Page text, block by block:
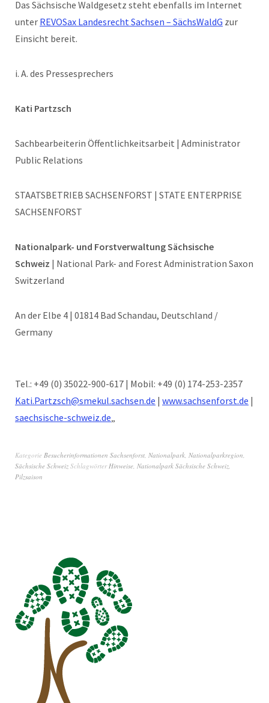
Das Sächsische Waldgesetz steht ebenfalls im Internet
unter REVOSax Landesrecht Sachsen – SächsWaldG zur
Einsicht bereit.
i. A. des Pressesprechers
Kati Partzsch
Sachbearbeiterin Öffentlichkeitsarbeit | Administrator
Public Relations
STAATSBETRIEB SACHSENFORST | STATE ENTERPRISE
SACHSENFORST
Nationalpark- und Forstverwaltung Sächsische
Schweiz | National Park- and Forest Administration Saxon
Switzerland
An der Elbe 4 | 01814 Bad Schandau, Deutschland /
Germany
Tel.: +49 (0) 35022-900-617 | Mobil: +49 (0) 174-253-2357
Kati.Partzsch@smekul.sachsen.de | www.sachsenforst.de |
saechsische-schweiz.de
Kategorie Besucherinformationen Sachsenforst Nationalpark Nationalparkregion
Sächsische Schweiz Schlagwörter Hinweise Nationalpark Sächsische Schweiz
Pilzsaison